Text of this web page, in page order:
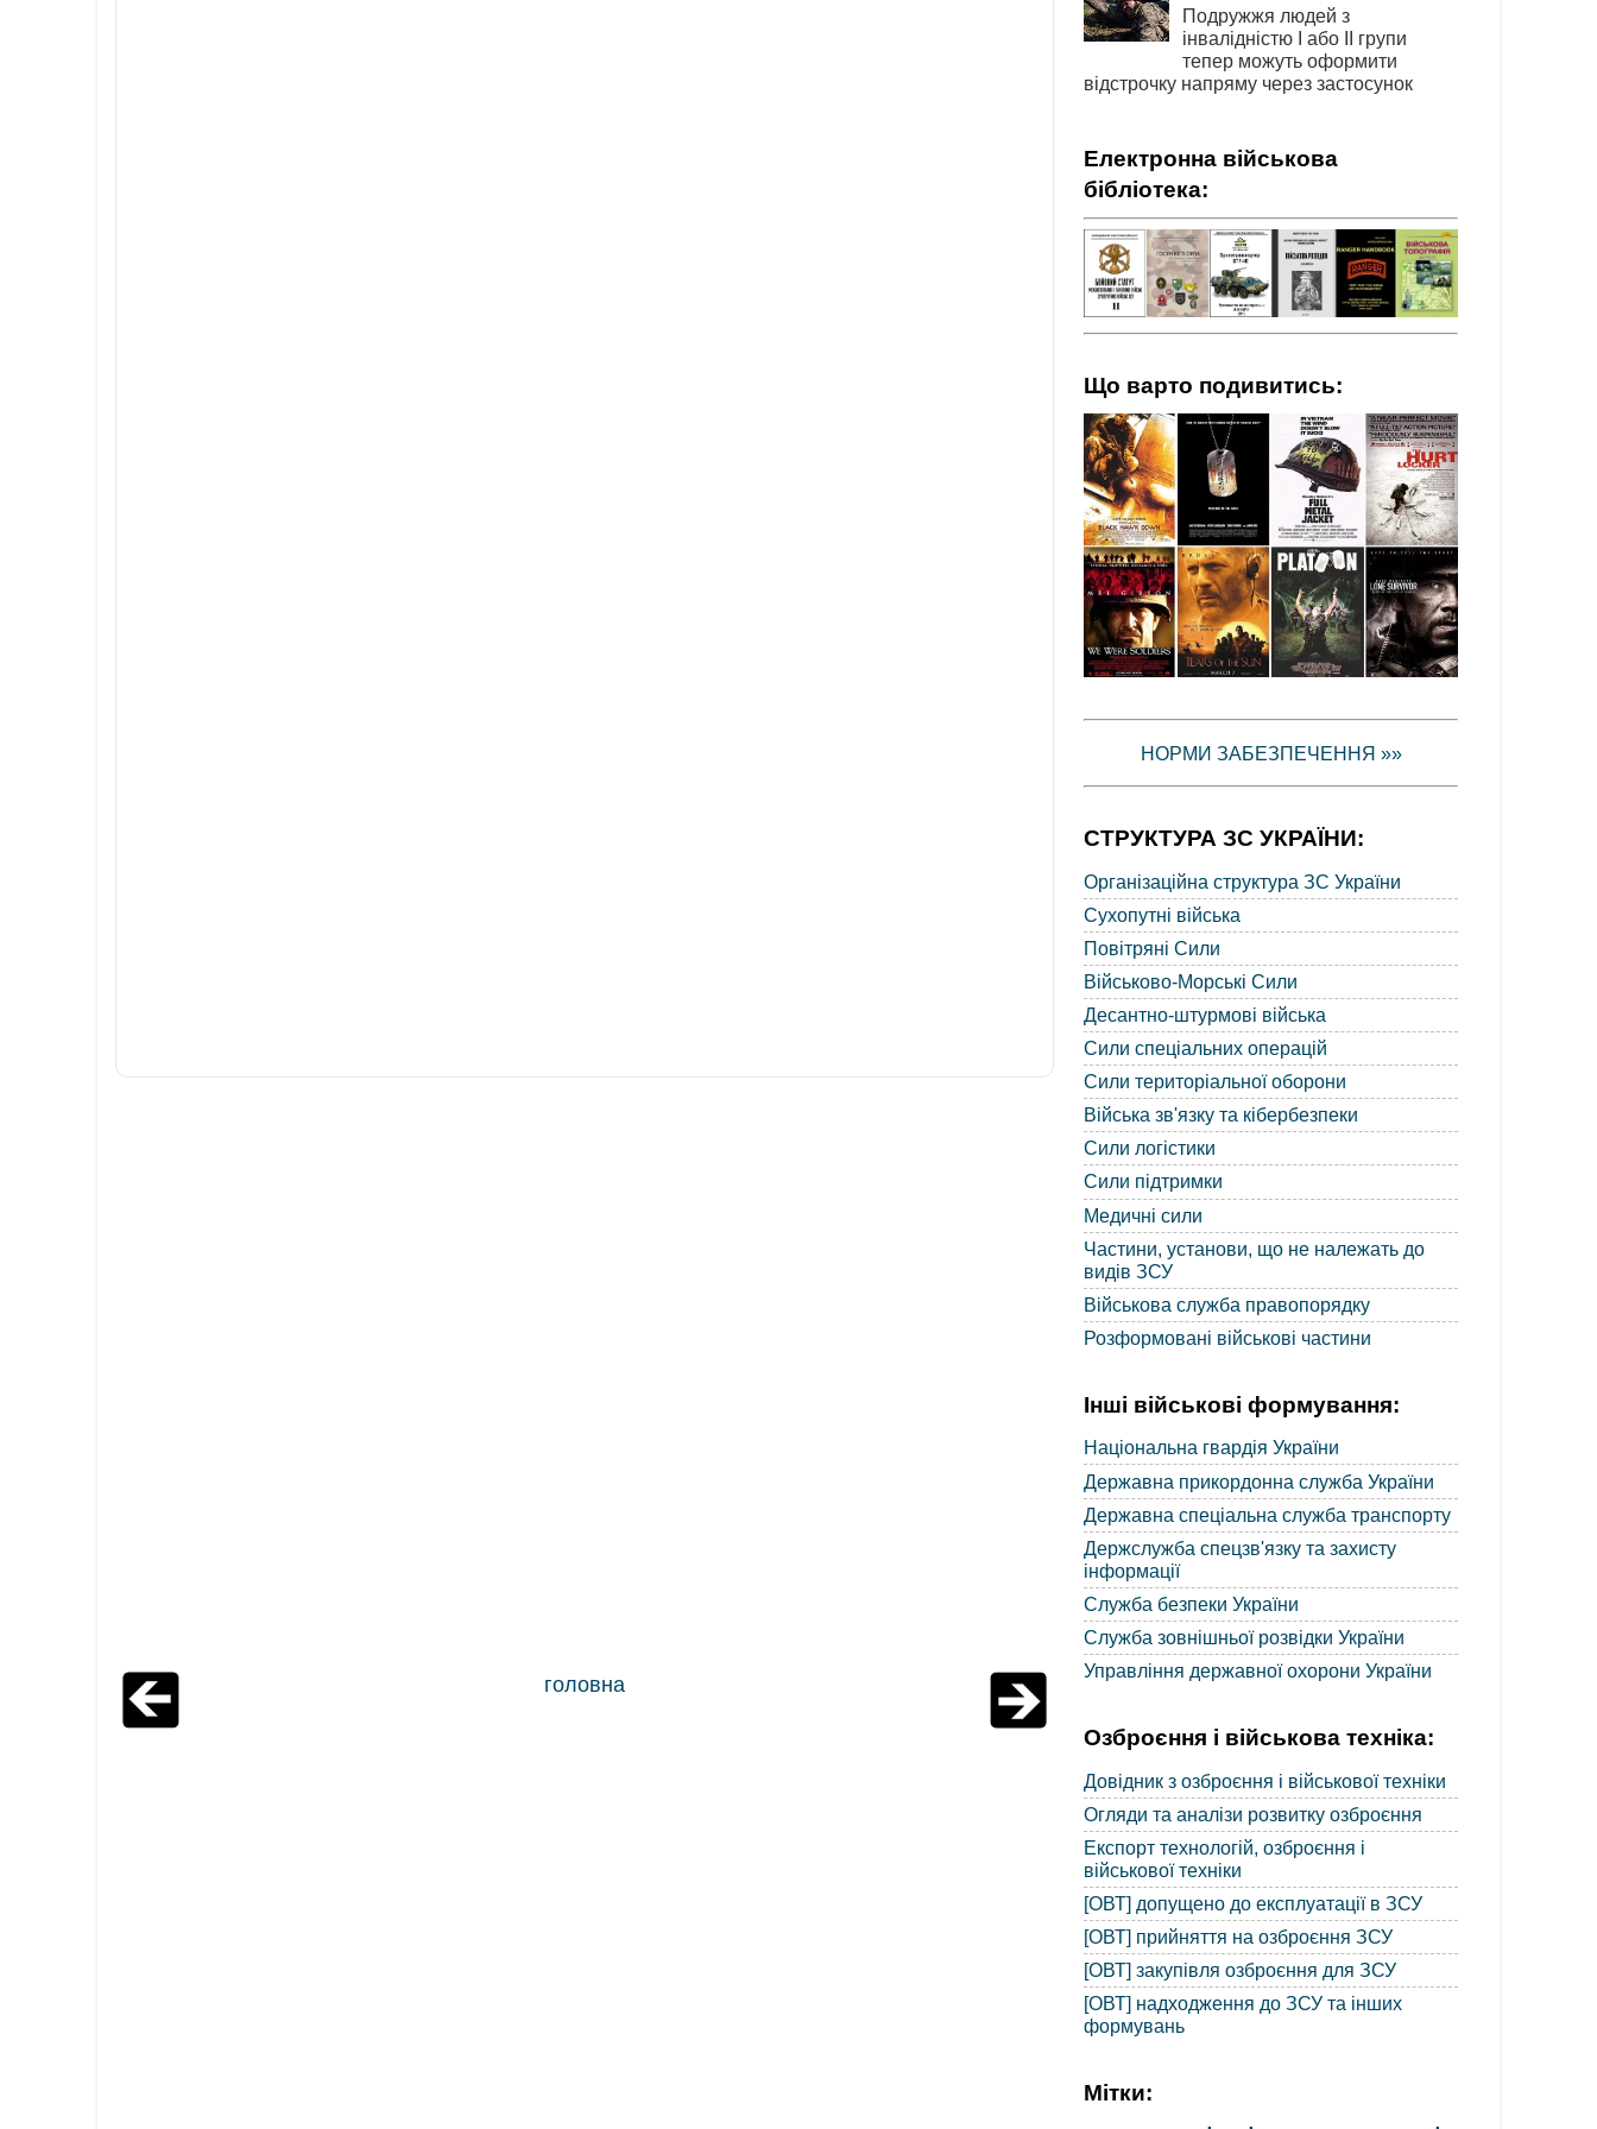
головна
Подружжя людей з
інвалідністю І або ІІ групи
тепер можуть оформити
відстрочку напряму через застосунок
Електронна військова
бібліотека:
Що варто подивитись:
НОРМИ ЗАБЕЗПЕЧЕННЯ »»
СТРУКТУРА ЗС УКРАЇНИ:
Організаційна структура ЗС України
Сухопутні війська
Повітряні Сили
Військово-Морські Сили
Десантно-штурмові війська
Сили спеціальних операцій
Сили територіальної оборони
Війська зв'язку та кібербезпеки
Сили логістики
Сили підтримки
Медичні сили
Частини, установи, що не належать до
видів ЗСУ
Військова служба правопорядку
Розформовані військові частини
Інші військові формування:
Національна гвардія України
Державна прикордонна служба України
Державна спеціальна служба транспорту
Держслужба спецзв'язку та захисту
інформації
Служба безпеки України
Служба зовнішньої розвідки України
Управління державної охорони України
Озброєння і військова техніка:
Довідник з озброєння і військової техніки
Огляди та аналізи розвитку озброєння
Експорт технологій, озброєння і
військової техніки
[ОВТ] допущено до експлуатації в ЗСУ
[ОВТ] прийняття на озброєння ЗСУ
[ОВТ] закупівля озброєння для ЗСУ
[ОВТ] надходження до ЗСУ та інших
формувань
Мітки: